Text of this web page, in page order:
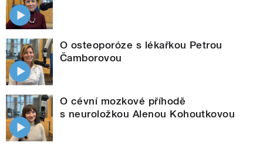
O osteoporóze s lékařkou Petrou
Čamborovou
O cévní mozkové příhodě
s neuroložkou Alenou Kohoutkovou